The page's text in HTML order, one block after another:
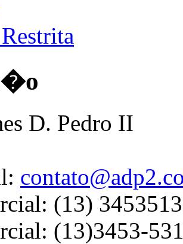
D. Pedro II
(13)
(13)3453-